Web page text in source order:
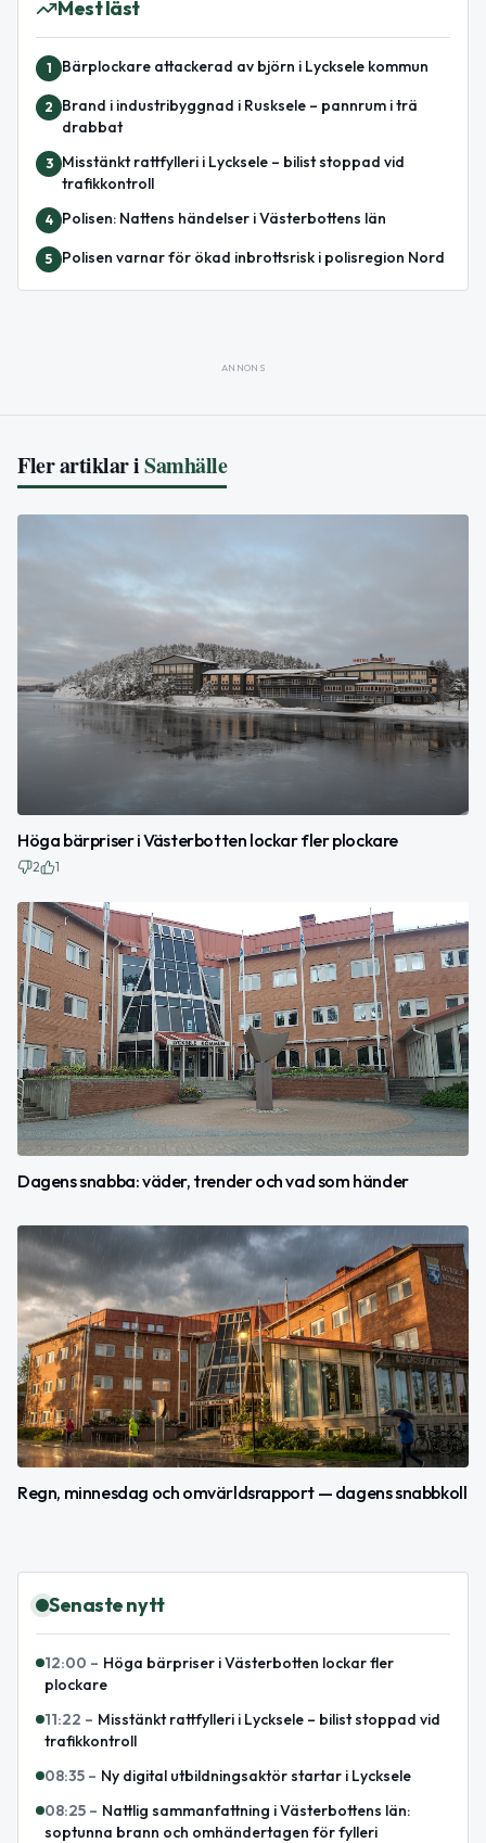
Mest läst
1 Bärplockare attackerad av björn i Lycksele kommun
2
Brand i industribyggnad i Rusksele – pannrum i trä
drabbat
3
Misstänkt rattfylleri i Lycksele – bilist stoppad vid
trafikkontroll
4 Polisen: Nattens händelser i Västerbottens län
5 Polisen varnar för ökad inbrottsrisk i polisregion Nord
ANNONS
Fler artiklar iSamhälle
Höga bärpriser i Västerbotten lockar fler plockare
2 1
Dagens snabba: väder, trender och vad som händer
Regn, minnesdag och omvärldsrapport — dagens snabbkoll
Senaste nytt
12:00 – Höga bärpriser i Västerbotten lockar fler
plockare
11:22 – Misstänkt rattfylleri i Lycksele – bilist stoppad vid
trafikkontroll
08:35 – Ny digital utbildningsaktör startar i Lycksele
08:25 – Nattlig sammanfattning i Västerbottens län:
soptunna brann och omhändertagen för fylleri